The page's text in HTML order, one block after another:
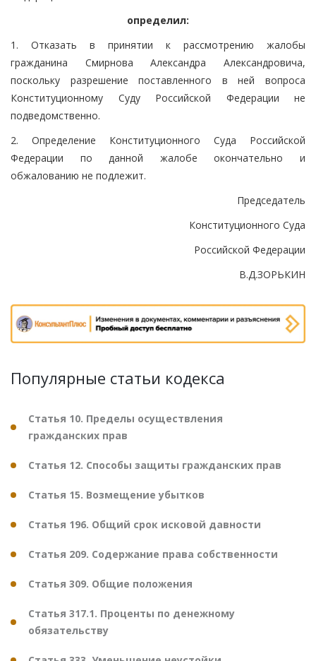
определил:
1. Отказать в принятии к рассмотрению жалобы
гражданина Смирнова Александра Александровича,
поскольку разрешение поставленного в ней вопроса
Конституционному Суду Российской Федерации не
подведомственно.
2. Определение Конституционного Суда Российской
Федерации по данной жалобе окончательно и
обжалованию не подлежит.
Председатель
Конституционного Суда
Российской Федерации
В.Д.ЗОРЬКИН
Популярные статьи кодекса
Статья 10. Пределы осуществления
гражданских прав
Статья 12. Способы защиты гражданских прав
Статья 15. Возмещение убытков
Статья 196. Общий срок исковой давности
Статья 209. Содержание права собственности
Статья 309. Общие положения
Статья 317.1. Проценты по денежному
обязательству